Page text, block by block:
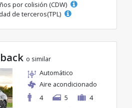
por colisión (CDW)
de terceros(TPL)
o similar
Automático
Aire acondicionado
4
5 4